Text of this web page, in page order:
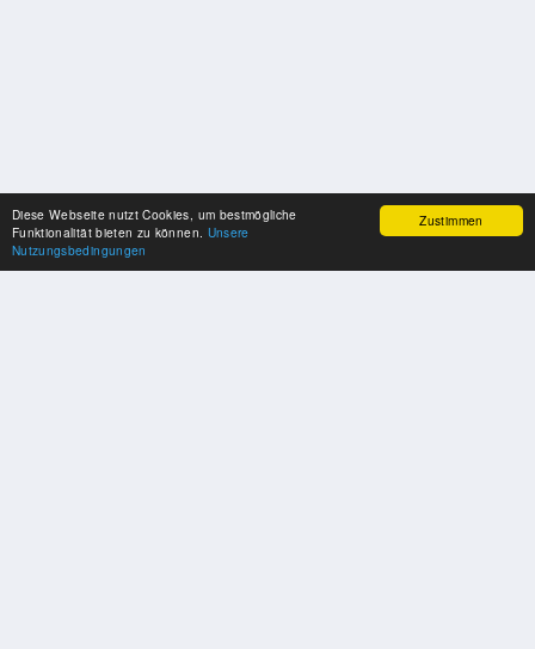
Zustimmen
Diese Webseite nutzt Cookies, um bestmögliche
Funktionalität bieten zu können. Unsere
Nutzungsbedingungen